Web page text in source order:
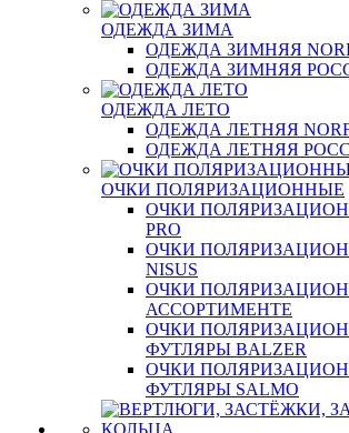
ОДЕЖДА ЗИМА
ОДЕЖДА ЗИМНЯЯ
ОДЕЖДА ЗИМНЯЯ
ОДЕЖДА ЛЕТО
ОДЕЖДА ЛЕТНЯЯ
ОДЕЖДА ЛЕТНЯЯ
ОЧКИ ПОЛЯРИЗАЦИОННЫЕ
ОЧКИ
PRO
ОЧКИ
NISUS
ОЧКИ
АССОРТИМЕНТЕ
ОЧКИ
ФУТЛЯРЫ BALZER
ОЧКИ
ФУТЛЯРЫ SALMO